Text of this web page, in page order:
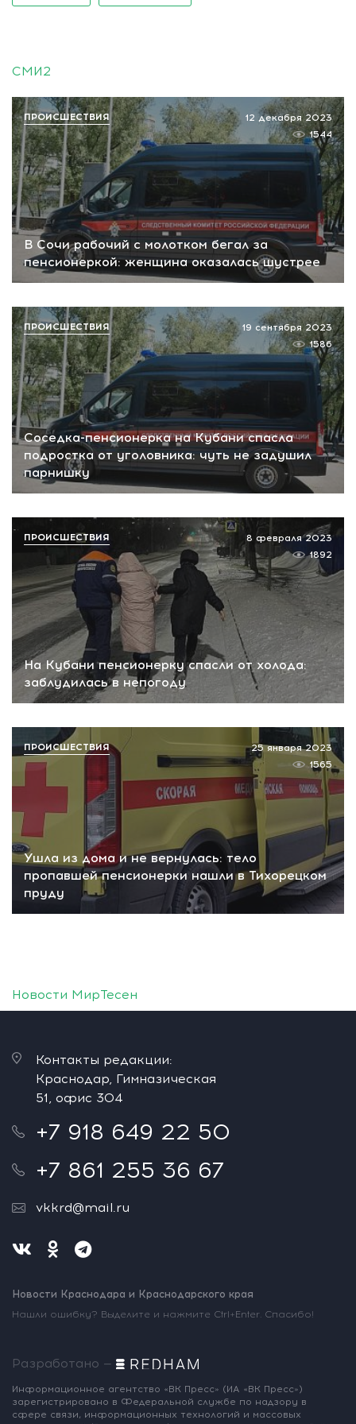
СМИ2
В Сочи рабочий с молотком бегал за
пенсионеркой: женщина оказалась шустрее
12 декабря 2023
1544
ПРОИСШЕСТВИЯ
Соседка-пенсионерка на Кубани спасла
подростка от уголовника: чуть не задушил
парнишку
19 сентября 2023
1586
ПРОИСШЕСТВИЯ
На Кубани пенсионерку спасли от холода:
заблудилась в непогоду
8 февраля 2023
1892
ПРОИСШЕСТВИЯ
Ушла из дома и не вернулась: тело
пропавшей пенсионерки нашли в Тихорецком
пруду
25 января 2023
1565
ПРОИСШЕСТВИЯ
Новости МирТесен
Контакты редакции:
Краснодар, Гимназическая
51, офис 304
+7 918 649 22 50
+7 861 255 36 67
vkkrd@mail.ru
Новости Краснодара и Краснодарского края
Нашли ошибку? Выделите и нажмите Ctrl+Enter. Спасибо!
Разработано —
Информационное агентство «ВК Пресс» (ИА «ВК Пресс»)
зарегистрировано в Федеральной службе по надзору в
сфере связи, информационных технологий и массовых